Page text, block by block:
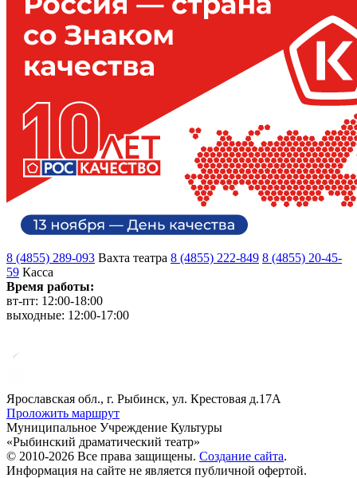
8 (4855) 289-093 Вахта театра 8 (4855) 222-849 8 (4855) 20-45-
59 Касса
Время работы:
вт-пт: 12:00-18:00
выходные: 12:00-17:00
Ярославская обл., г. Рыбинск, ул. Крестовая д.17А
Проложить маршрут
Муниципальное Учреждение Культуры
«Рыбинский драматический театр»
© 2010-2026 Все права защищены. Создание сайта.
Информация на сайте не является публичной офертой.